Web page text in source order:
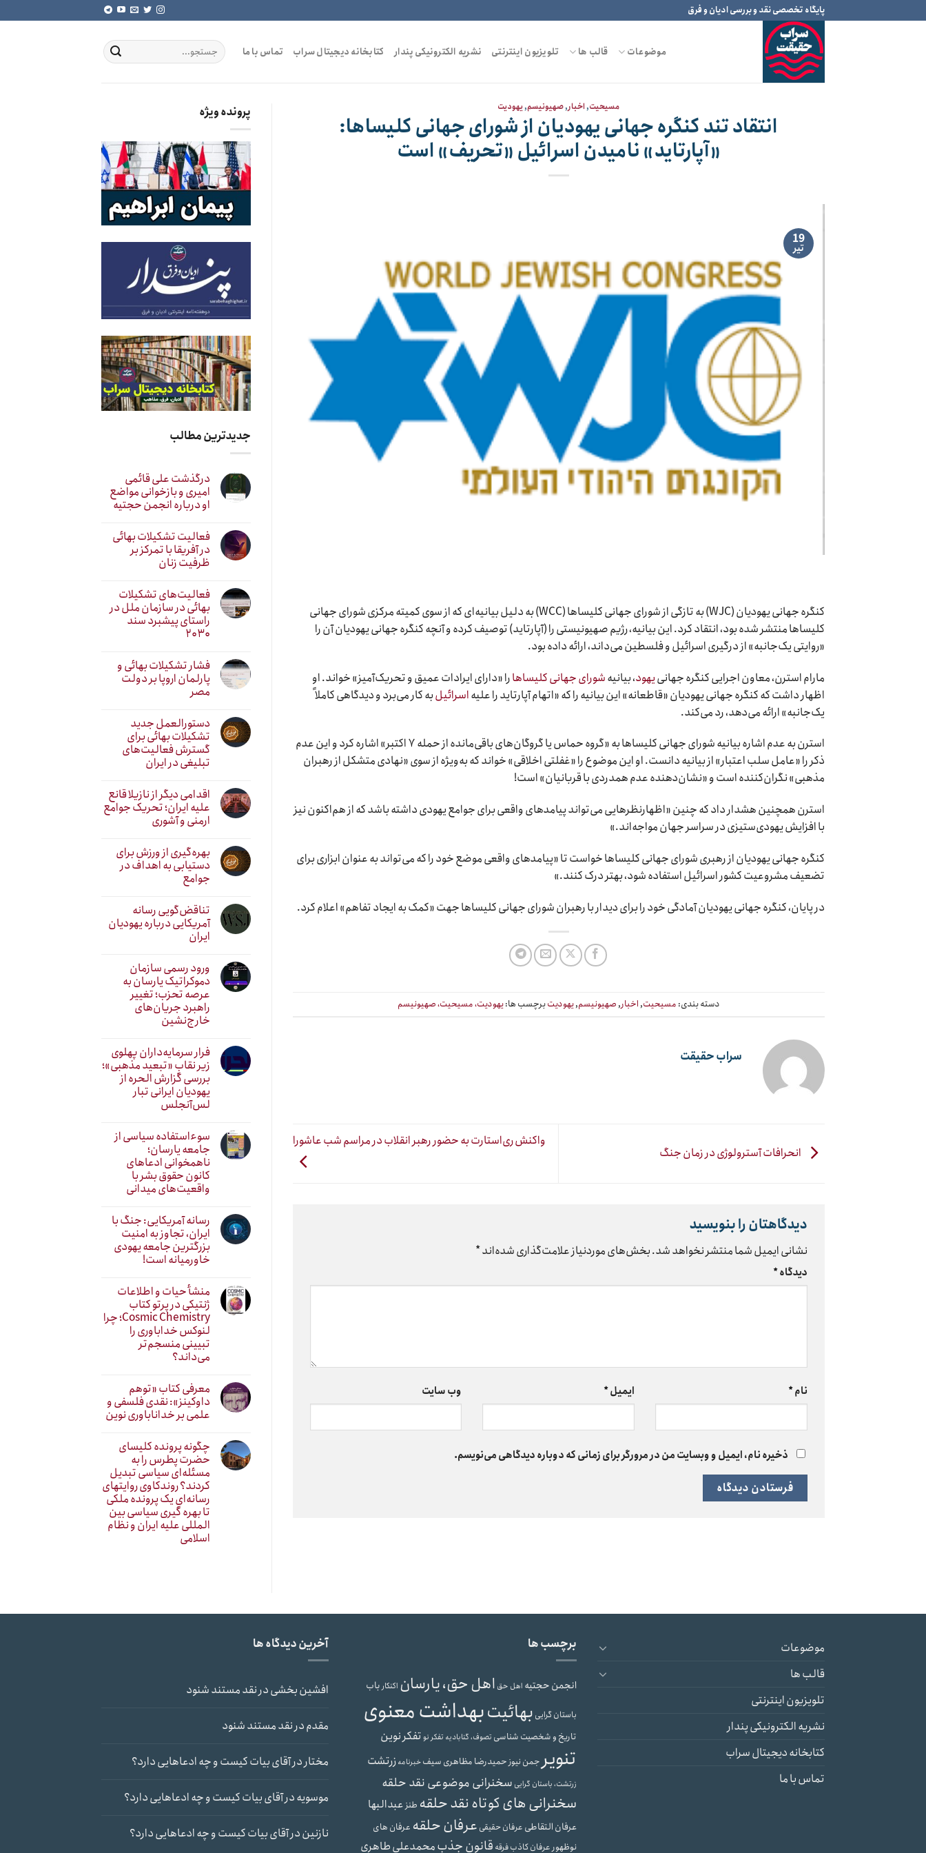
to
پایگاه تخصصی نقد و بررسی ادیان و فرق
موضوعات قالب ها تلویزیون اینترنتی نشریه الکترونیکی پندار کتابخانه دیجیتال سراب تماس با ما
مسیحیت,اخبار,صهیونیسم,یهودیت
انتقاد تند کنگره جهانی یهودیان از شورای جهانی کلیساها:
«آپارتاید» نامیدن اسرائیل «تحریف» است
19
تیر
کنگره جهانی یهودیان (WJC) به تازگی از شورای جهانی کلیساها (WCC) به دلیل بیانیه‌ای که از سوی کمیته مرکزی شورای جهانی
کلیساها منتشر شده بود، انتقاد کرد. این بیانیه، رژیم صهیونیستی را (آپارتاید) توصیف کرده و آنچه کنگره جهانی یهودیان آن را
«روایتی یک‌جانبه» از درگیری اسرائیل و فلسطین می‌داند، ارائه داده بود.
مارام استرن، معاون اجرایی کنگره جهانییهود، بیانیهشورای جهانی کلیساهارا «دارای ایرادات عمیق و تحریک‌آمیز» خواند. او
اظهار داشت که کنگره جهانی یهودیان «قاطعانه» این بیانیه را که «اتهام آپارتاید را علیهاسرائیلبه کار می‌برد و دیدگاهی کاملاً
یک‌جانبه» ارائه می‌دهد، رد می‌کند.
استرن به عدم اشاره بیانیه شورای جهانی کلیساها به «گروه حماس یا گروگان‌های باقی‌مانده از حمله ۷ اکتبر» اشاره کرد و این عدم
ذکر را «عامل سلب اعتبار» از بیانیه دانست. او این موضوع را «غفلتی اخلاقی» خواند که به‌ویژه از سوی «نهادی متشکل از رهبران
مذهبی» نگران‌کننده است و «نشان‌دهنده عدم همدردی با قربانیان» است!
استرن همچنین هشدار داد که چنین «اظهارنظرهایی می‌تواند پیامدهای واقعی برای جوامع یهودی داشته باشد که از هم‌اکنون نیز
با افزایش یهودی‌ستیزی در سراسر جهان مواجه‌اند.»
کنگره جهانی یهودیان از رهبری شورای جهانی کلیساها خواست تا «پیامدهای واقعی موضع خود را که می‌تواند به عنوان ابزاری برای
تضعیف مشروعیت کشور اسرائیل استفاده شود، بهتر درک کنند.»
در پایان، کنگره جهانی یهودیان آمادگی خود را برای دیدار با رهبران شورای جهانی کلیساها جهت «کمک به ایجاد تفاهم» اعلام کرد.
دسته بندی: مسیحیت,اخبار,صهیونیسم,یهودیتبرچسب ها:یهودیت، مسیحیت، صهیونیسم
سراب حقیقت
انحرافات آسترولوژی در زمان جنگ
واکنش ری‌استارت به حضور رهبر انقلاب در مراسم شب عاشورا
دیدگاهتان را بنویسید
نشانی ایمیل شما منتشر نخواهد شد.بخش‌های موردنیاز علامت‌گذاری شده‌اند*
دیدگاه*
نام* ایمیل* وب‌ سایت
ذخیره نام، ایمیل و وبسایت من در مرورگر برای زمانی که دوباره دیدگاهی می‌نویسم.
پرونده ویژه
جدیدترین مطالب
درگذشت علی قائمی
امیری و بازخوانی مواضع
او درباره انجمن حجتیه
فعالیت تشکیلات بهائی
در آفریقا با تمرکز بر
ظرفیت زنان
فعالیت‌های تشکیلات
بهائی در سازمان ملل در
راستای پیشبرد سند
۲۰۳۰
فشار تشکیلات بهائی و
پارلمان اروپا بر دولت
مصر
دستورالعمل جدید
تشکیلات بهائی برای
گسترش فعالیت‌های
تبلیغی در ایران
اقدامی دیگر از نازیلا قانع
علیه ایران؛ تحریک جوامع
ارمنی و آشوری
بهره‌گیری از ورزش برای
دستیابی به اهداف در
جوامع
تناقض‌گویی رسانه
آمریکایی درباره یهودیان
ایران
ورود رسمی سازمان
دموکراتیک یارسان به
عرصه تحزب؛ تغییر
راهبرد جریان‌های
خارج‌نشین
فرار سرمایه‌داران پهلوی
زیر نقابِ «تبعید مذهبی»؛
بررسی گزارش الحره از
یهودیان ایرانی تبار
لس‌آنجلس
سوءاستفاده سیاسی از
جامعه یارسان؛
ناهمخوانی ادعاهای
کانون حقوق بشر با
واقعیت‌های میدانی
رسانه آمریکایی: جنگ با
ایران، تجاوز به امنیت
بزرگترین جامعه یهودی
خاورمیانه است!
منشأ حیات و اطلاعات
ژنتیکی در پرتو کتاب
Cosmic Chemistry؛ چرا
لنوکس خداباوری را
تبیینی منسجم‌تر
می‌داند؟
معرفی کتاب «توهم
داوکینز»: نقدی فلسفی و
علمی بر خداناباوری نوین
چگونه پرونده کلیسای
حضرت پطرس را به
مسئله‌ای سیاسی تبدیل
کردند؟ روندکاوی روایتهای
رسانه‌ایِ یک پرونده ملکی
تا بهره گیری سیاسی بین
المللی علیه ایران و نظام
اسلامی
موضوعات
قالب ها
تلویزیون اینترنتی
نشریه الکترونیکی پندار
کتابخانه دیجیتال سراب
تماس با ما
برچسب ها
انجمن حجتیه اهل حق اهل حق، یارسان اکنکارباب
باستان گرایی بهائیتبهداشت معنوی
تاریخ و شخصیت شناسی تصوف، گنابادیه تفکر نوتفکر نوین
تنویر جمن نیوزحمیدرضا مظاهری سیفخبرنامهزرتشت
زرتشت، باستان گرایی سخنرانی موضوعی نقد حلقه
سخنرانی های کوتاه نقد حلقه طنزعبدالبها
عرفان التقاطی عرفان حقیقی عرفان حلقه عرفان های
نوظهورعرفان کاذبفرقه قانون جذبمحمدعلی طاهری
آخرین دیدگاه ها
افشین بخشیدرنقد مستند شنود
مقدمدرنقد مستند شنود
مختاردرآقای بیات کیست و چه ادعاهایی دارد؟
موسویهدرآقای بیات کیست و چه ادعاهایی دارد؟
نازنیندرآقای بیات کیست و چه ادعاهایی دارد؟